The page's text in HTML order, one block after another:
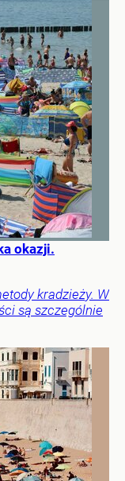
okazji.
kradzieży. W
są szczególnie